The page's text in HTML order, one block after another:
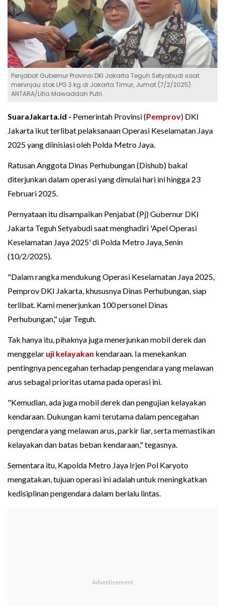
Penjabat Gubernur Provinsi DKI Jakarta Teguh Setyabudi saat
meninjau stok LPG 3 kg di Jakarta Timur, Jumat (7/2/2025).
ANTARA/Lifia Mawaddah Putri.
SuaraJakarta.id - Pemerintah Provinsi (Pemprov) DKI
Jakarta ikut terlibat pelaksanaan Operasi Keselamatan Jaya
2025 yang diinisiasi oleh Polda Metro Jaya.
Ratusan Anggota Dinas Perhubungan (Dishub) bakal
diterjunkan dalam operasi yang dimulai hari ini hingga 23
Februari 2025.
Pernyataan itu disampaikan Penjabat (Pj) Gubernur DKI
Jakarta Teguh Setyabudi saat menghadiri 'Apel Operasi
Keselamatan Jaya 2025' di Polda Metro Jaya, Senin
(10/2/2025).
"Dalam rangka mendukung Operasi Keselamatan Jaya 2025,
Pemprov DKI Jakarta, khususnya Dinas Perhubungan, siap
terlibat. Kami menerjunkan 100 personel Dinas
Perhubungan," ujar Teguh.
Tak hanya itu, pihaknya juga menerjunkan mobil derek dan
menggelar uji kelayakan kendaraan. Ia menekankan
pentingnya pencegahan terhadap pengendara yang melawan
arus sebagai prioritas utama pada operasi ini.
"Kemudian, ada juga mobil derek dan pengujian kelayakan
kendaraan. Dukungan kami terutama dalam pencegahan
pengendara yang melawan arus, parkir liar, serta memastikan
kelayakan dan batas beban kendaraan," tegasnya.
Sementara itu, Kapolda Metro Jaya Irjen Pol Karyoto
mengatakan, tujuan operasi ini adalah untuk meningkatkan
kedisiplinan pengendara dalam berlalu lintas.